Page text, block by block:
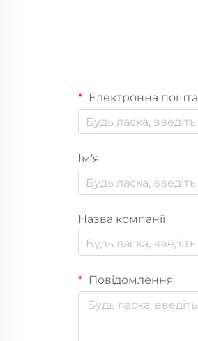
Електронна пошта
Ім'я
Назва компанії
Повідомлення